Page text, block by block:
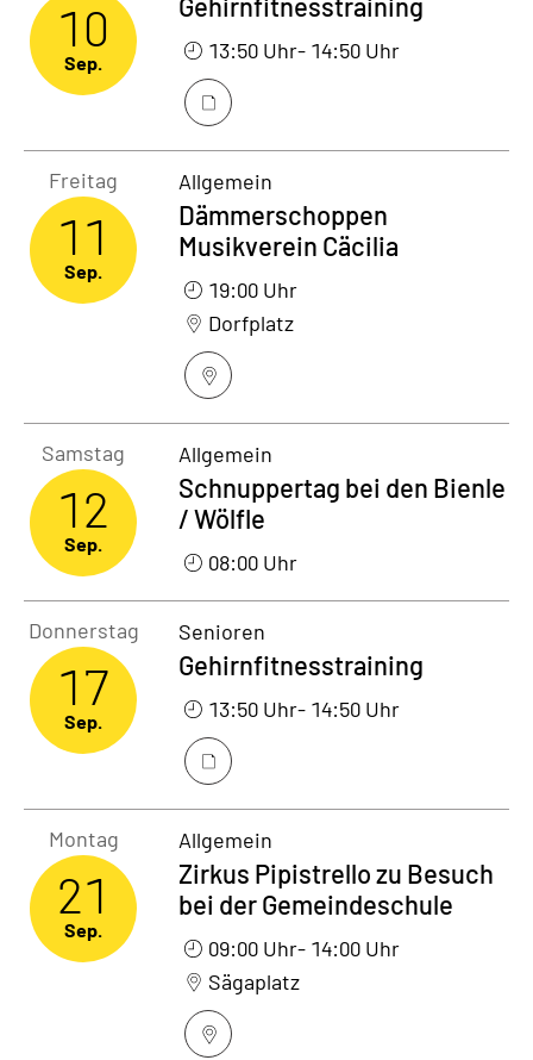
10
Sep. 13:50 Uhr- 14:50 Uhr
Freitag
11
Sep.
Dämmerschoppen
Musikverein Cäcilia
Allgemein
19:00 Uhr
Dorfplatz
Samstag
12
Sep.
Schnuppertag bei den Bienle
/ Wölfle
Allgemein
08:00 Uhr
Donnerstag
17
Sep.
Gehirnfitnesstraining
Senioren
13:50 Uhr- 14:50 Uhr
Montag
21
Sep.
Zirkus Pipistrello zu Besuch
bei der Gemeindeschule
Allgemein
09:00 Uhr- 14:00 Uhr
Sägaplatz